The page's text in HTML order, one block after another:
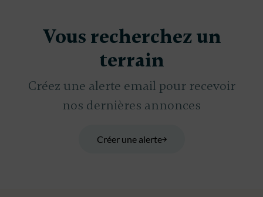
Vous recherchez un
terrain
Créez une alerte email pour recevoir
nos dernières annonces
Créer une alerte